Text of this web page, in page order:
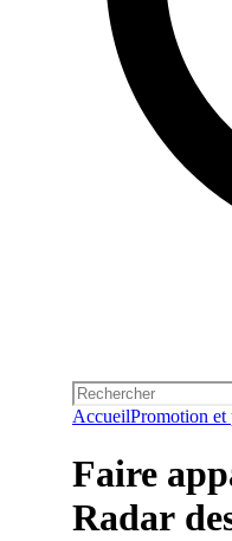
AccueilPromotion et
Faire
Radar